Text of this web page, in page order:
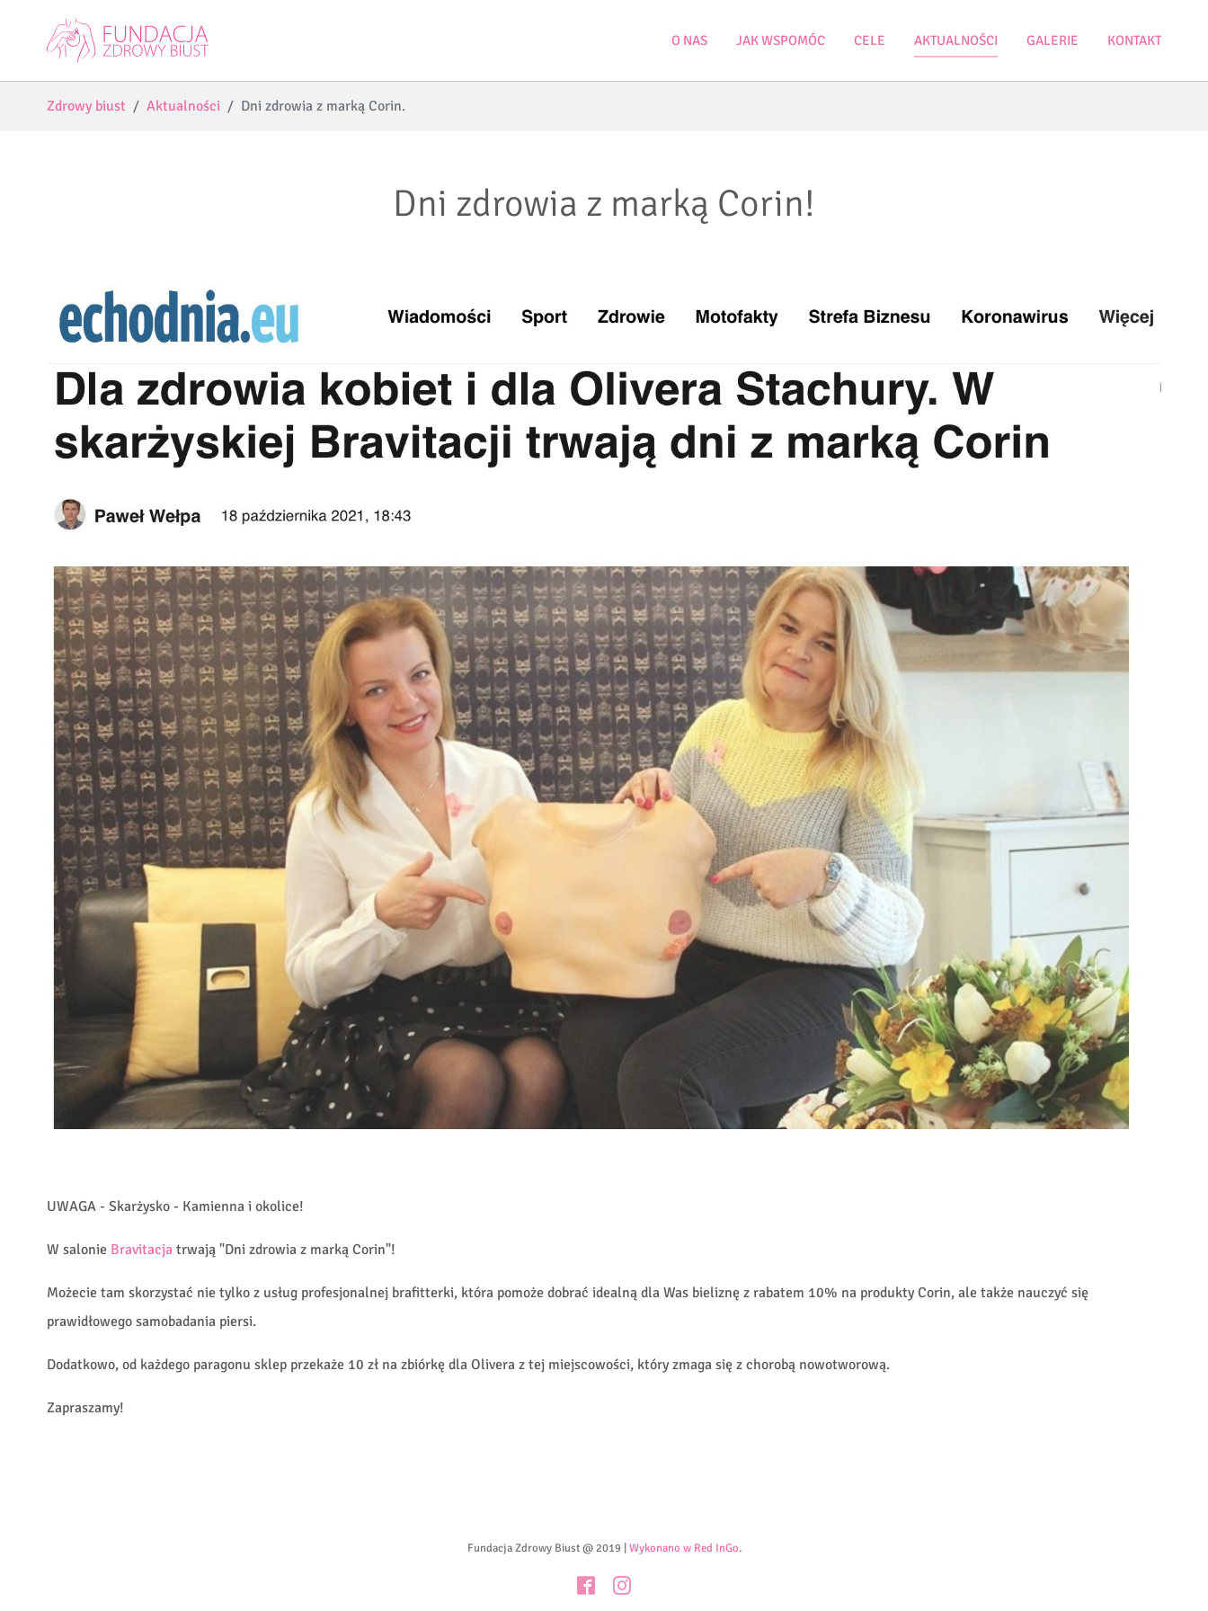
Skip to main content
O NAS JAK WSPOMÓC CELE AKTUALNOŚCI GALERIE KONTAKT
You are here:
Zdrowy biust Aktualności Dni zdrowia z marką Corin.
Dni zdrowia z marką Corin!
UWAGA - Skarżysko - Kamienna i okolice!
W salonie Bravitacja trwają "Dni zdrowia z marką Corin"!
Możecie tam skorzystać nie tylko z usług profesjonalnej brafitterki, która pomoże dobrać idealną dla Was bieliznę z rabatem 10% na produkty Corin, ale także nauczyć się
prawidłowego samobadania piersi.
Dodatkowo, od każdego paragonu sklep przekaże 10 zł na zbiórkę dla Olivera z tej miejscowości, który zmaga się z chorobą nowotworową.
Zapraszamy!
Fundacja Zdrowy Biust @ 2019 | Wykonano w Red InGo.